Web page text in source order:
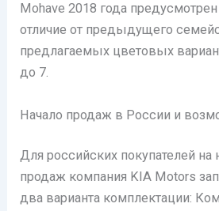
Mohave 2018 года
отличие от предыдущего
предлагаемых цветовых
до 7.
Начало продаж в России и
Для российских покупателей на
продаж компания KIA Motors
два варианта комплектации: